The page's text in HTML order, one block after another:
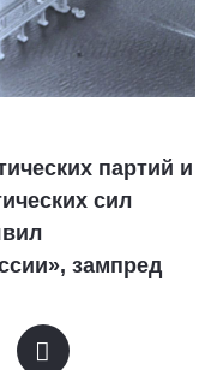
партий и
сил
зампред